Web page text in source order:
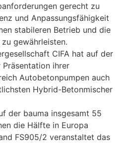
gerecht zu
und Anpassungsfähigkeit
stabileren Betrieb und die
gewährleisten.
CIFA hat auf der
ihrer
Autobetonpumpen auch
Hybrid-Betonmischer
der bauma insgesamt 55
die Hälfte in Europa
FS905/2 veranstaltet das